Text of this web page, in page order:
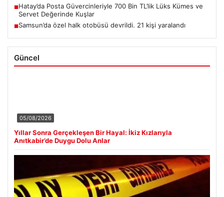
■Hatay’da Posta Güvercinleriyle 700 Bin TL’lik Lüks Kümes ve
Servet Değerinde Kuşlar
■Samsun’da özel halk otobüsü devrildi. 21 kişi yaralandı
Güncel
05/08/2026
Yıllar Sonra Gerçekleşen Bir Hayal: İkiz Kızlarıyla
Anıtkabir’de Duygu Dolu Anlar